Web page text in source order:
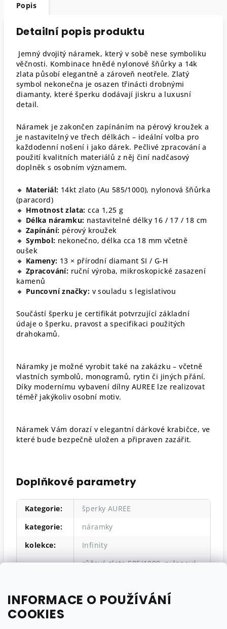
INFORMACE O POUŽÍVÁNÍ
COOKIES
Popis
Detailní popis produktu
Jemný dvojitý náramek, který v sobě nese symboliku
věčnosti. Kombinace hnědé nylonové šňůrky a 14k
zlata působí elegantně a zároveň neotřele. Zlatý
symbol nekonečna je osazen třinácti drobnými
diamanty, které šperku dodávají jiskru a luxusní
detail.
Náramek je zakončen zapínáním na pérový kroužek a
je nastavitelný ve třech délkách – ideální volba pro
každodenní nošení i jako dárek. Pečlivé zpracování a
použití kvalitních materiálů z něj činí nadčasový
doplněk s osobním významem.
🔸 Materiál: 14kt zlato (Au 585/1000), nylonová šňůrka
(paracord)
🔸 Hmotnost zlata: cca 1,25 g
🔸 Délka náramku: nastavitelné délky 16 / 17 / 18 cm
🔸 Zapínání: pérový kroužek
🔸 Symbol: nekonečno, délka cca 18 mm včetně
oušek
🔸 Kameny: 13 × přírodní diamant SI / G-H
🔸 Zpracování: ruční výroba, mikroskopické zasazení
kamenů
🔸 Puncovní značky: v souladu s legislativou
Součástí šperku je certifikát potvrzující základní
údaje o šperku, pravost a specifikaci použitých
drahokamů.
Náramky je možné vyrobit také na zakázku – včetně
vlastních symbolů, monogramů, rytin či jiných přání.
Díky modernímu vybavení dílny AUREE lze realizovat
téměř jakýkoliv osobní motiv.
Náramek Vám dorazí v elegantní dárkové krabičce, ve
které bude bezpečně uložen a připraven zazářit.
Doplňkové parametry
Kategorie:
šperky AUREE
kategorie:
náramky
kolekce: Infinity
růžové zlato 585/1000,nylonová
styl: